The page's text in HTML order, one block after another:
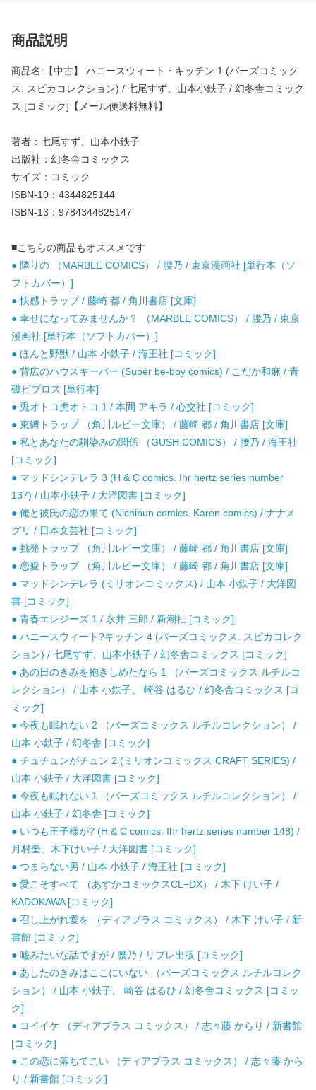
商品説明
商品名:【中古】 ハニースウィート・キッチン 1 (バーズコミック
ス. スピカコレクション) / 七尾すず、山本小鉄子 / 幻冬舎コミック
ス [コミック]【メール便送料無料】
著者：七尾すず、山本小鉄子
出版社：幻冬舎コミックス
サイズ：コミック
ISBN-10：4344825144
ISBN-13：9784344825147
■こちらの商品もオススメです
● 隣りの （MARBLE COMICS） / 腰乃 / 東京漫画社 [単行本（ソ
フトカバー）]
● 快感トラップ / 藤崎 都 / 角川書店 [文庫]
● 幸せになってみませんか？ （MARBLE COMICS） / 腰乃 / 東京
漫画社 [単行本（ソフトカバー）]
● ほんと野獣 / 山本 小鉄子 / 海王社 [コミック]
● 背広のハウスキーパー (Super be-boy comics) / こだか和麻 / 青
磁ビブロス [単行本]
● 兎オトコ虎オトコ 1 / 本間 アキラ / 心交社 [コミック]
● 束縛トラップ （角川ルビー文庫） / 藤崎 都 / 角川書店 [文庫]
● 私とあなたの馴染みの関係 （GUSH COMICS） / 腰乃 / 海王社
[コミック]
● マッドシンデレラ 3 (H & C comics. Ihr hertz series number
137) / 山本小鉄子 / 大洋図書 [コミック]
● 俺と彼氏の恋の果て (Nichibun comics. Karen comics) / ナナメ
グリ / 日本文芸社 [コミック]
● 挑発トラップ （角川ルビー文庫） / 藤崎 都 / 角川書店 [文庫]
● 恋愛トラップ （角川ルビー文庫） / 藤崎 都 / 角川書店 [文庫]
● マッドシンデレラ (ミリオンコミックス) / 山本 小鉄子 / 大洋図
書 [コミック]
● 青春エレジーズ 1 / 永井 三郎 / 新潮社 [コミック]
● ハニースウィート?キッチン 4 (バーズコミックス. スピカコレク
ション) / 七尾すず、山本小鉄子 / 幻冬舎コミックス [コミック]
● あの日のきみを抱きしめたなら 1 （バーズコミックス ルチルコ
レクション） / 山本 小鉄子、 崎谷 はるひ / 幻冬舎コミックス [コ
ミック]
● 今夜も眠れない 2 （バーズコミックス ルチルコレクション） /
山本 小鉄子 / 幻冬舎 [コミック]
● チュチュンがチュン 2 (ミリオンコミックス CRAFT SERIES) /
山本 小鉄子 / 大洋図書 [コミック]
● 今夜も眠れない 1 （バーズコミックス ルチルコレクション） /
山本 小鉄子 / 幻冬舎 [コミック]
● いつも王子様が? (H & C comics. Ihr hertz series number 148) /
月村奎、木下けい子 / 大洋図書 [コミック]
● つまらない男 / 山本 小鉄子 / 海王社 [コミック]
● 愛こそすべて （あすかコミックスCL−DX） / 木下 けい子 /
KADOKAWA [コミック]
● 召し上がれ愛を （ディアプラス コミックス） / 木下 けい子 / 新
書館 [コミック]
● 嘘みたいな話ですが / 腰乃 / リブレ出版 [コミック]
● あしたのきみはここにいない （バーズコミックス ルチルコレク
ション） / 山本 小鉄子、 崎谷 はるひ / 幻冬舎コミックス [コミッ
ク]
● コイイケ （ディアプラス コミックス） / 志々藤 からり / 新書館
[コミック]
● この恋に落ちてこい （ディアプラス コミックス） / 志々藤 から
り / 新書館 [コミック]